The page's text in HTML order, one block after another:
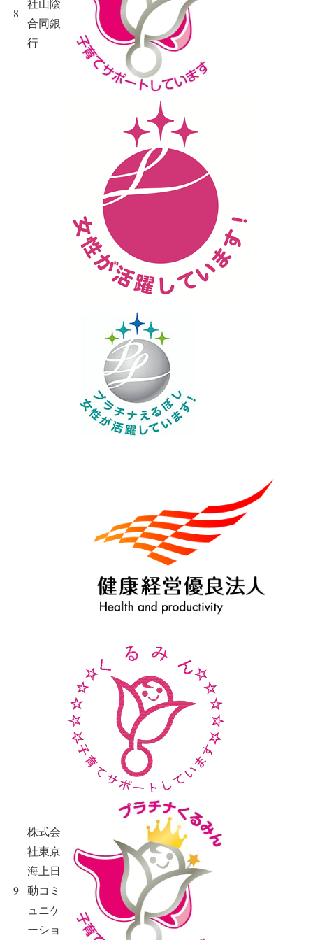
8
社山陰
合同銀
行
9
株式会
社東京
海上日
動コミ
ュニケ
ーショ